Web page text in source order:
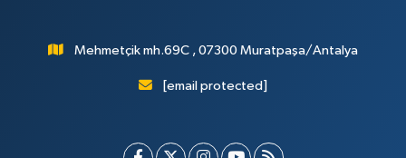
Mehmetçik mh.69C , 07300 Muratpaşa/Antalya
[email protected]